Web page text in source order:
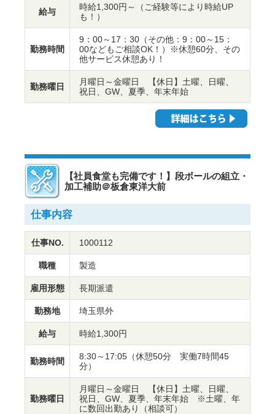
給与
時給1,300円～（ご経験等により時給UP
も！）
勤務時間
9：00～17：30（その他：9：00～15：
00などもご相談OK！）※休憩60分、その
他サービス休憩あり！
勤務曜日
月曜日～金曜日 【休日】土曜、日曜、
祝日、GW、夏季、年末年始
【社員食堂も完備です！】段ボールの組立・
加工補助＠板倉東洋大前
仕事内容
仕事NO. 1000112
職種 製造
雇用形態 長期派遣
勤務地 埼玉県外
給与 時給1,300円
勤務時間
8:30～17:05（休憩50分 実働7時間45
分）
勤務曜日
月曜日～金曜日 【休日】土曜、日曜、
祝日、GW、夏季、年末年始 ※土曜、年
に数回出勤あり（相談可）